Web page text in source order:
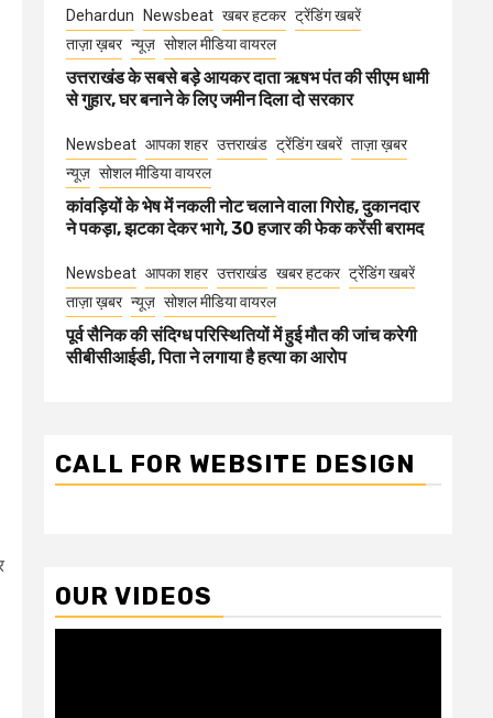
Dehardun Newsbeat खबर हटकर ट्रेंडिंग खबरें
ताज़ा ख़बर न्यूज़ सोशल मीडिया वायरल
उत्तराखंड के सबसे बड़े आयकर दाता ऋषभ पंत की सीएम धामी
से गुहार, घर बनाने के लिए जमीन दिला दो सरकार
Newsbeat आपका शहर उत्तराखंड ट्रेंडिंग खबरें ताज़ा ख़बर
न्यूज़ सोशल मीडिया वायरल
कांवड़ियों के भेष में नकली नोट चलाने वाला गिरोह, दुकानदार
ने पकड़ा, झटका देकर भागे, 30 हजार की फेक करेंसी बरामद
Newsbeat आपका शहर उत्तराखंड खबर हटकर ट्रेंडिंग खबरें
ताज़ा ख़बर न्यूज़ सोशल मीडिया वायरल
पूर्व सैनिक की संदिग्ध परिस्थितियों में हुई मौत की जांच करेगी
सीबीसीआईडी, पिता ने लगाया है हत्या का आरोप
CALL FOR WEBSITE DESIGN
OUR VIDEOS